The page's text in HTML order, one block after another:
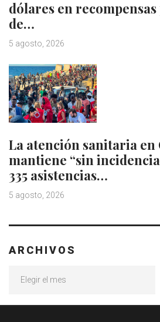
dólares en
de…
5 agosto, 2026
La atención sanitaria en
mantiene “sin
335 asistencias…
5 agosto, 2026
ARCHIVOS